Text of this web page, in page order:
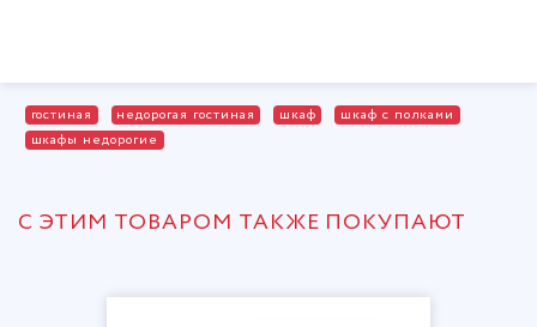
гостиная недорогая гостиная шкаф
шкаф с полками
шкафы недорогие
С ЭТИМ ТОВАРОМ ТАКЖЕ ПОКУПАЮТ